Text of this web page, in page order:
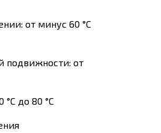
от минус 60 °С
подвижности: от
до 80 °С